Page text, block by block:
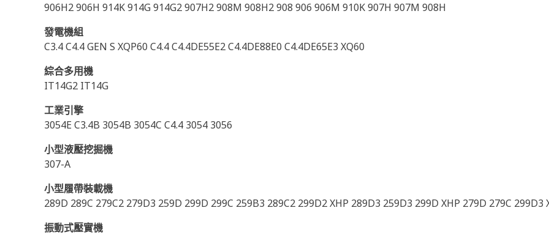
906H2 906H 914K 914G 914G2 907H2 908M 908H2 908 906 906M 910K 907H 907M 908H
發電機組
C3.4 C4.4 GEN S XQP60 C4.4 C4.4DE55E2 C4.4DE88E0 C4.4DE65E3 XQ60
綜合多用機
IT14G2 IT14G
工業引擎
3054E C3.4B 3054B 3054C C4.4 3054 3056
小型液壓挖掘機
307-A
小型履帶裝載機
289D 289C 279C2 279D3 259D 299D 299C 259B3 289C2 299D2 XHP 289D3 259D3 299D XHP 279D 279C 299D3
振動式壓實機